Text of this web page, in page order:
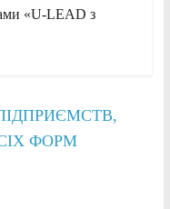
«U-LEAD з
ФОРМ